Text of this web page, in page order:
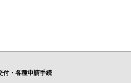
付・各種申請手続